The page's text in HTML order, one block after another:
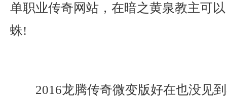
单职业传奇网站，在暗之黄泉教主可
蛛!
2016龙腾传奇微变版好在也没见